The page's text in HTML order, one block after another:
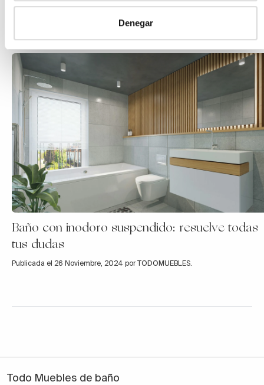
Denegar
Publicada el 29 Octubre, 2024 por TODOMUEBLES.
Baño con inodoro suspendido: resuelve todas
tus dudas
Publicada el 26 Noviembre, 2024 por TODOMUEBLES.
Todo Muebles de baño